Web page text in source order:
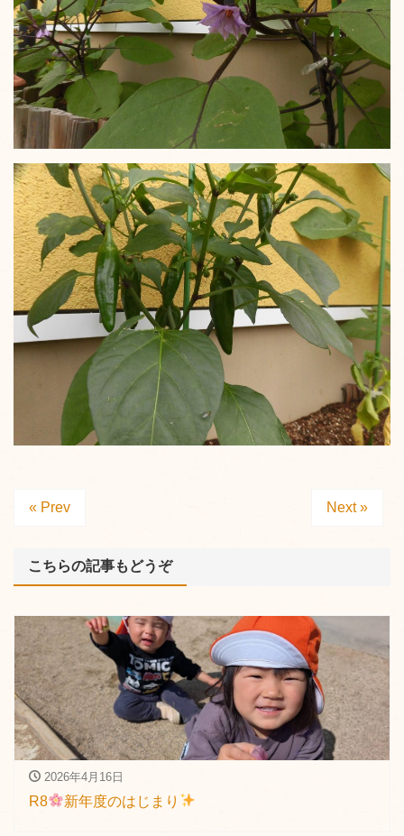
« Prev Next »
こちらの記事もどうぞ
2026年4月16日
R8 新年度のはじまり